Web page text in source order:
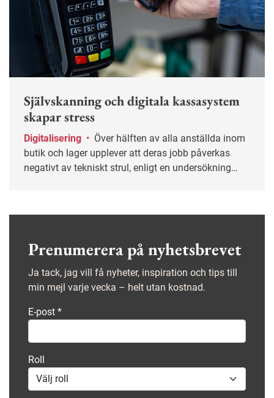
Självskanning och digitala kassasystem
skapar stress
Digitalisering •
butik och lager upplever att deras jobb påverkas
negativt av tekniskt strul, enligt en undersökning
Prenumerera på nyhetsbrevet
Ja tack, jag vill få nyheter, inspiration och tips till
min mejl varje vecka – helt utan kostnad.
E-post *
Roll